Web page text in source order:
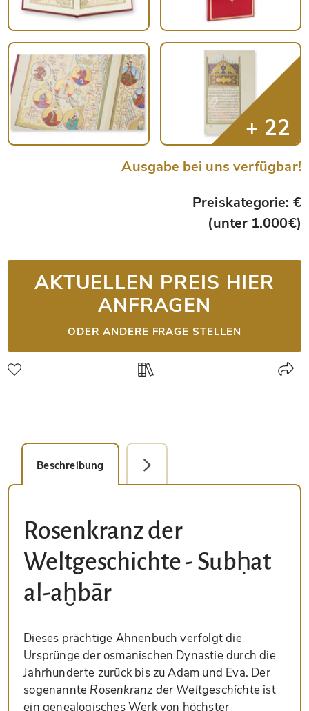
Ausgabe bei uns verfügbar!
Preiskategorie: €
(unter 1.000€)
AKTUELLEN PREIS HIER
ANFRAGEN
ODER ANDERE FRAGE STELLEN
Beschreibung Detailbild
Rosenkranz der
Weltgeschichte - Subḥat
al-aḫbār
Dieses prächtige Ahnenbuch verfolgt die
Ursprünge der osmanischen Dynastie durch die
Jahrhunderte zurück bis zu Adam und Eva. Der
sogenannte Rosenkranz der Weltgeschichte ist
ein genealogisches Werk von höchster